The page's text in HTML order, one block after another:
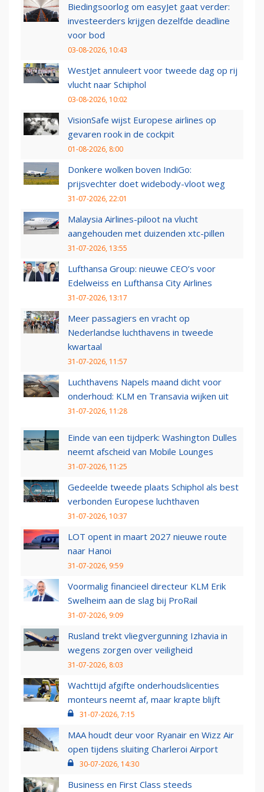
Biedingsoorlog om easyJet gaat verder:
investeerders krijgen dezelfde deadline
voor bod
03-08-2026, 10:43
WestJet annuleert voor tweede dag op rij
vlucht naar Schiphol
03-08-2026, 10:02
VisionSafe wijst Europese airlines op
gevaren rook in de cockpit
01-08-2026, 8:00
Donkere wolken boven IndiGo:
prijsvechter doet widebody-vloot weg
31-07-2026, 22:01
Malaysia Airlines-piloot na vlucht
aangehouden met duizenden xtc-pillen
31-07-2026, 13:55
Lufthansa Group: nieuwe CEO’s voor
Edelweiss en Lufthansa City Airlines
31-07-2026, 13:17
Meer passagiers en vracht op
Nederlandse luchthavens in tweede
kwartaal
31-07-2026, 11:57
Luchthavens Napels maand dicht voor
onderhoud: KLM en Transavia wijken uit
31-07-2026, 11:28
Einde van een tijdperk: Washington Dulles
neemt afscheid van Mobile Lounges
31-07-2026, 11:25
Gedeelde tweede plaats Schiphol als best
verbonden Europese luchthaven
31-07-2026, 10:37
LOT opent in maart 2027 nieuwe route
naar Hanoi
31-07-2026, 9:59
Voormalig financieel directeur KLM Erik
Swelheim aan de slag bij ProRail
31-07-2026, 9:09
Rusland trekt vliegvergunning Izhavia in
wegens zorgen over veiligheid
31-07-2026, 8:03
Wachttijd afgifte onderhoudslicenties
monteurs neemt af, maar krapte blijft
31-07-2026, 7:15
MAA houdt deur voor Ryanair en Wizz Air
open tijdens sluiting Charleroi Airport
30-07-2026, 14:30
Business en First Class steeds